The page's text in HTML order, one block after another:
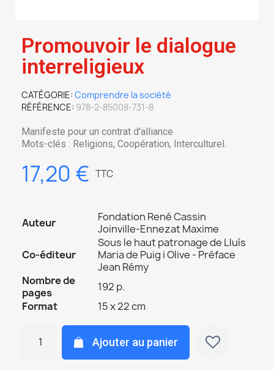
Promouvoir le dialogue
interreligieux
CATÉGORIE Comprendre la société
RÉFÉRENCE 978-2-85008-731-8
Manifeste pour un contrat d'alliance
Mots-clés : Religions, Coopération, Interculturel.
17,20 € TTC
Auteur
Fondation René Cassin
Joinville-Ennezat Maxime
Co-éditeur
Sous le haut patronage de Lluís
Maria de Puig i Olive - Préface
Jean Rémy
Nombre de
pages
192 p.
Format
15 x 22 cm
Ajouter au panier